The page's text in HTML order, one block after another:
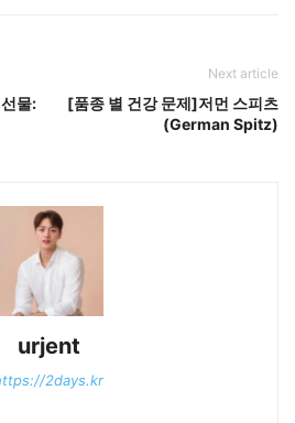
물:
Next article
[품종 별 건강 문제]저먼 스피츠
(German Spitz)
urjent
2days.kr